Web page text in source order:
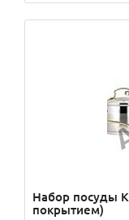
Набор посуды
покрытием)